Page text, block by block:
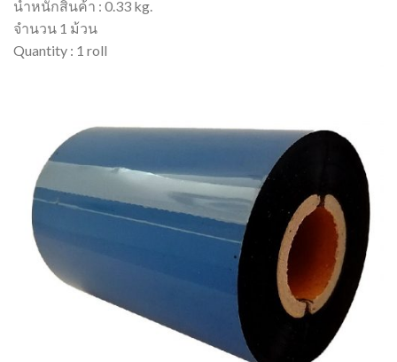
น้ำหนักสินค้า : 0.33 kg.
จำนวน 1 ม้วน
Quantity : 1 roll